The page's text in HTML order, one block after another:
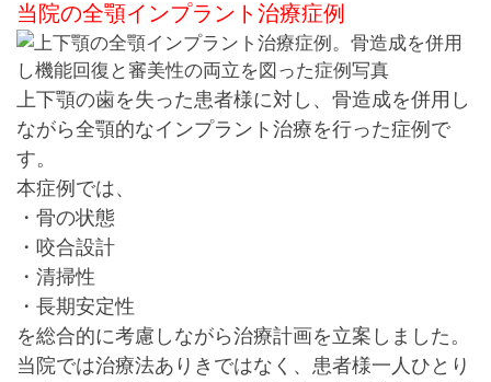
当院の全顎インプラント治療症例
上下顎の歯を失った患者様に対し、骨造成を併用し
ながら全顎的なインプラント治療を行った症例で
す。
本症例では、
・骨の状態
・咬合設計
・清掃性
・長期安定性
を総合的に考慮しながら治療計画を立案しました。
当院では治療法ありきではなく、 患者様一人ひとり